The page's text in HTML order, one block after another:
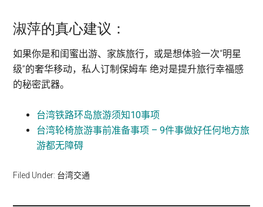
淑萍的真心建议：
如果你是和闺蜜出游、家族旅行，或是想体验一次“明星
级”的奢华移动，私人订制保姆车 绝对是提升旅行幸福感
的秘密武器。
台湾铁路环岛旅游须知10事项
台湾轮椅旅游事前准备事项 – 9件事做好任何地方旅
游都无障碍
Filed Under: 台湾交通